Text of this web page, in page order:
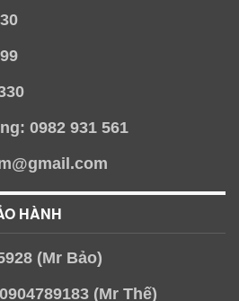
0982 931 561
HÀNH
(Mr Bảo)
(Mr Thế)